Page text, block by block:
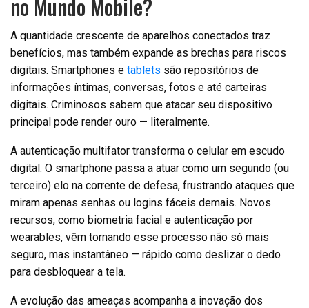
no Mundo Mobile?
A quantidade crescente de aparelhos conectados traz
benefícios, mas também expande as brechas para riscos
digitais. Smartphones e tablets são repositórios de
informações íntimas, conversas, fotos e até carteiras
digitais. Criminosos sabem que atacar seu dispositivo
principal pode render ouro — literalmente.
A autenticação multifator transforma o celular em escudo
digital. O smartphone passa a atuar como um segundo (ou
terceiro) elo na corrente de defesa, frustrando ataques que
miram apenas senhas ou logins fáceis demais. Novos
recursos, como biometria facial e autenticação por
wearables, vêm tornando esse processo não só mais
seguro, mas instantâneo — rápido como deslizar o dedo
para desbloquear a tela.
A evolução das ameaças acompanha a inovação dos